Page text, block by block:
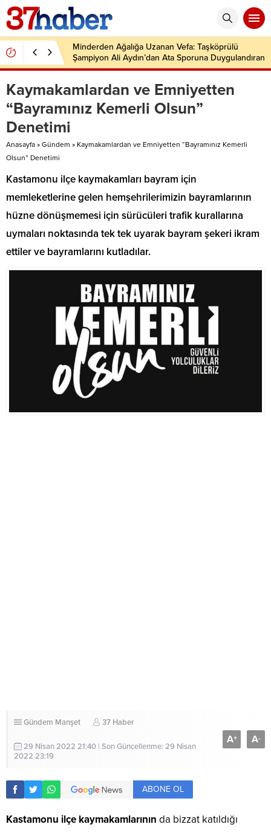
Minderden Ağalığa Uzanan Vefa: Taşköprülü
Şampiyon Ali Aydın’dan Ata Sporuna Duygulandıran
Dönüş
Kaymakamlardan ve Emniyetten
“Bayramınız Kemerli Olsun”
Denetimi
Anasayfa » Gündem » Kaymakamlardan ve Emniyetten “Bayramınız Kemerli
Olsun” Denetimi
Kastamonu ilçe kaymakamları bayram için
memleketlerine gelen hemşehrilerimizin bayramlarının
hüzne dönüşmemesi için sürücüleri trafik kurallarına
uymaları noktasında tek tek uyarak bayram şekeri ikram
ettiler ve bayramlarını kutladılar.
Gündem Manşet 37 Haber
29 Nisan 2022 21:40 | Son Güncellenme: 29 Nisan
2022 23:19
A+ A-
ABONE OL
Kastamonu ilçe kaymakamlarının da bizzat katıldığı